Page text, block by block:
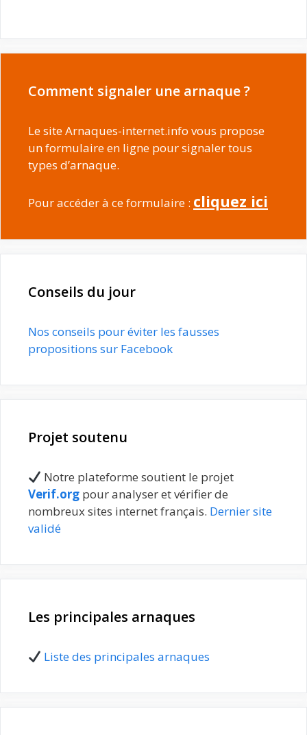
Comment signaler une arnaque ?
Le site Arnaques-internet.info vous propose
un formulaire en ligne pour signaler tous
types d’arnaque.
Pour accéder à ce formulaire : cliquez ici
Conseils du jour
Nos conseils pour éviter les fausses
propositions sur Facebook
Projet soutenu
Notre plateforme soutient le projet
Verif.org pour analyser et vérifier de
nombreux sites internet français. Dernier site
validé
Les principales arnaques
Liste des principales arnaques